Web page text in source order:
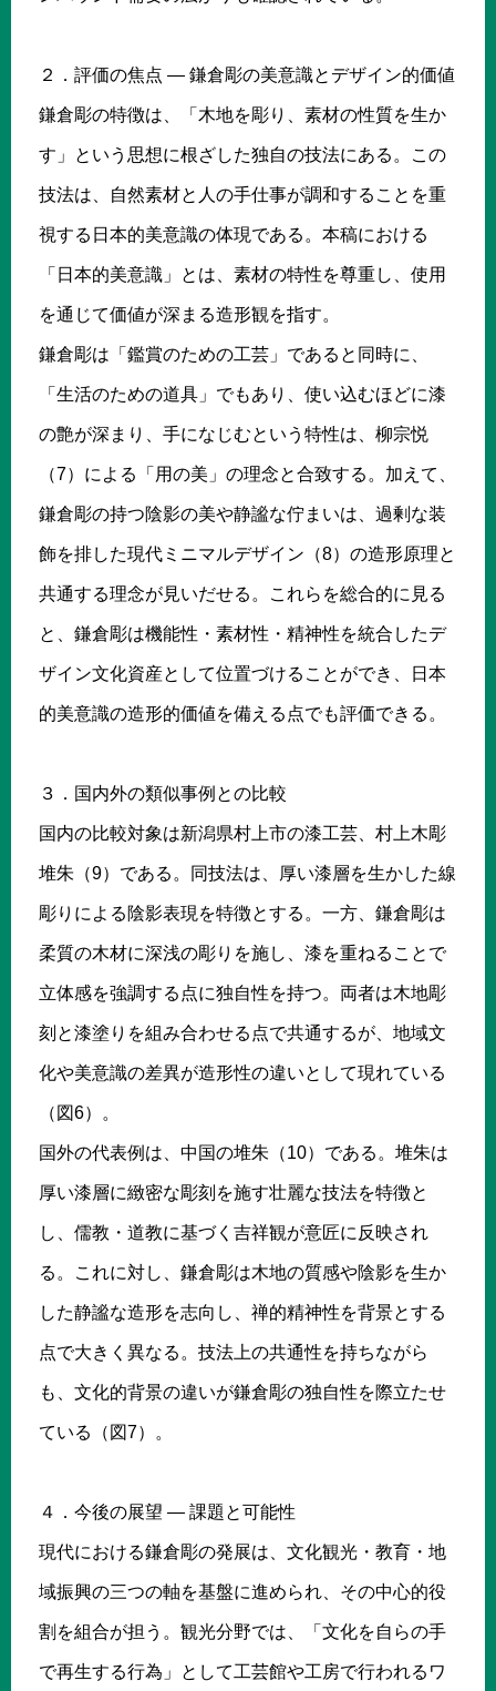
２．評価の焦点 ― 鎌倉彫の美意識とデザイン的価値
鎌倉彫の特徴は、「木地を彫り、素材の性質を生か
す」という思想に根ざした独自の技法にある。この
技法は、自然素材と人の手仕事が調和することを重
視する日本的美意識の体現である。本稿における
「日本的美意識」とは、素材の特性を尊重し、使用
を通じて価値が深まる造形観を指す。
鎌倉彫は「鑑賞のための工芸」であると同時に、
「生活のための道具」でもあり、使い込むほどに漆
の艶が深まり、手になじむという特性は、柳宗悦
（7）による「用の美」の理念と合致する。加えて、
鎌倉彫の持つ陰影の美や静謐な佇まいは、過剰な装
飾を排した現代ミニマルデザイン（8）の造形原理と
共通する理念が見いだせる。これらを総合的に見る
と、鎌倉彫は機能性・素材性・精神性を統合したデ
ザイン文化資産として位置づけることができ、日本
的美意識の造形的価値を備える点でも評価できる。
３．国内外の類似事例との比較
国内の比較対象は新潟県村上市の漆工芸、村上木彫
堆朱（9）である。同技法は、厚い漆層を生かした線
彫りによる陰影表現を特徴とする。一方、鎌倉彫は
柔質の木材に深浅の彫りを施し、漆を重ねることで
立体感を強調する点に独自性を持つ。両者は木地彫
刻と漆塗りを組み合わせる点で共通するが、地域文
化や美意識の差異が造形性の違いとして現れている
（図6）。
国外の代表例は、中国の堆朱（10）である。堆朱は
厚い漆層に緻密な彫刻を施す壮麗な技法を特徴と
し、儒教・道教に基づく吉祥観が意匠に反映され
る。これに対し、鎌倉彫は木地の質感や陰影を生か
した静謐な造形を志向し、禅的精神性を背景とする
点で大きく異なる。技法上の共通性を持ちながら
も、文化的背景の違いが鎌倉彫の独自性を際立たせ
ている（図7）。
４．今後の展望 ― 課題と可能性
現代における鎌倉彫の発展は、文化観光・教育・地
域振興の三つの軸を基盤に進められ、その中心的役
割を組合が担う。観光分野では、「文化を自らの手
で再生する行為」として工芸館や工房で行われるワ